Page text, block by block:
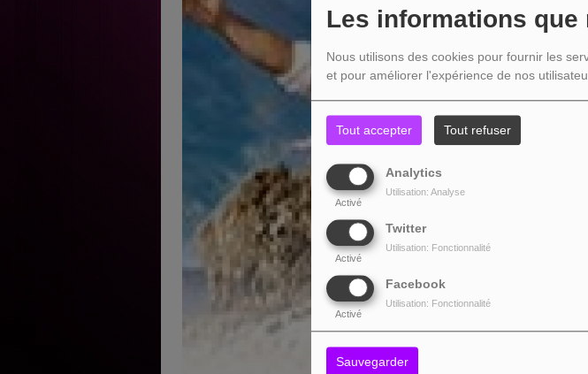
Les informations
Nous utilisons des cookies pour fournir les
et pour améliorer l'expérience de nos
Tout accepter Tout refuser
Analytics
Activé
Utilisation: Analyse
Twitter
Activé
Utilisation: Fonctionnalité
Facebook
Activé
Utilisation: Fonctionnalité
Sauvegarder